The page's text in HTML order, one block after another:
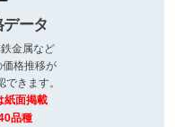
ータ
金属など
格推移が
きます。
紙面掲載
品種